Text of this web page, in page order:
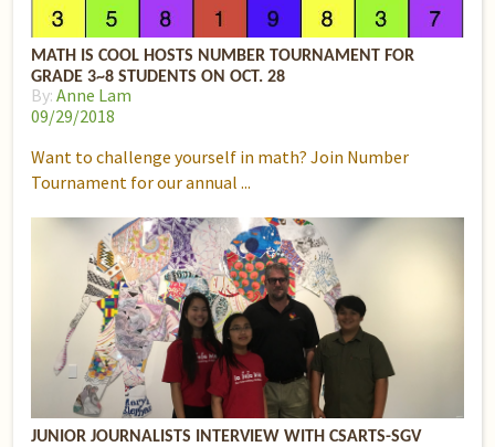
MATH IS COOL HOSTS NUMBER TOURNAMENT FOR
GRADE 3~8 STUDENTS ON OCT. 28
By: Anne Lam
09/29/2018
Want to challenge yourself in math? Join Number
Tournament for our annual
JUNIOR JOURNALISTS INTERVIEW WITH CSARTS-SGV